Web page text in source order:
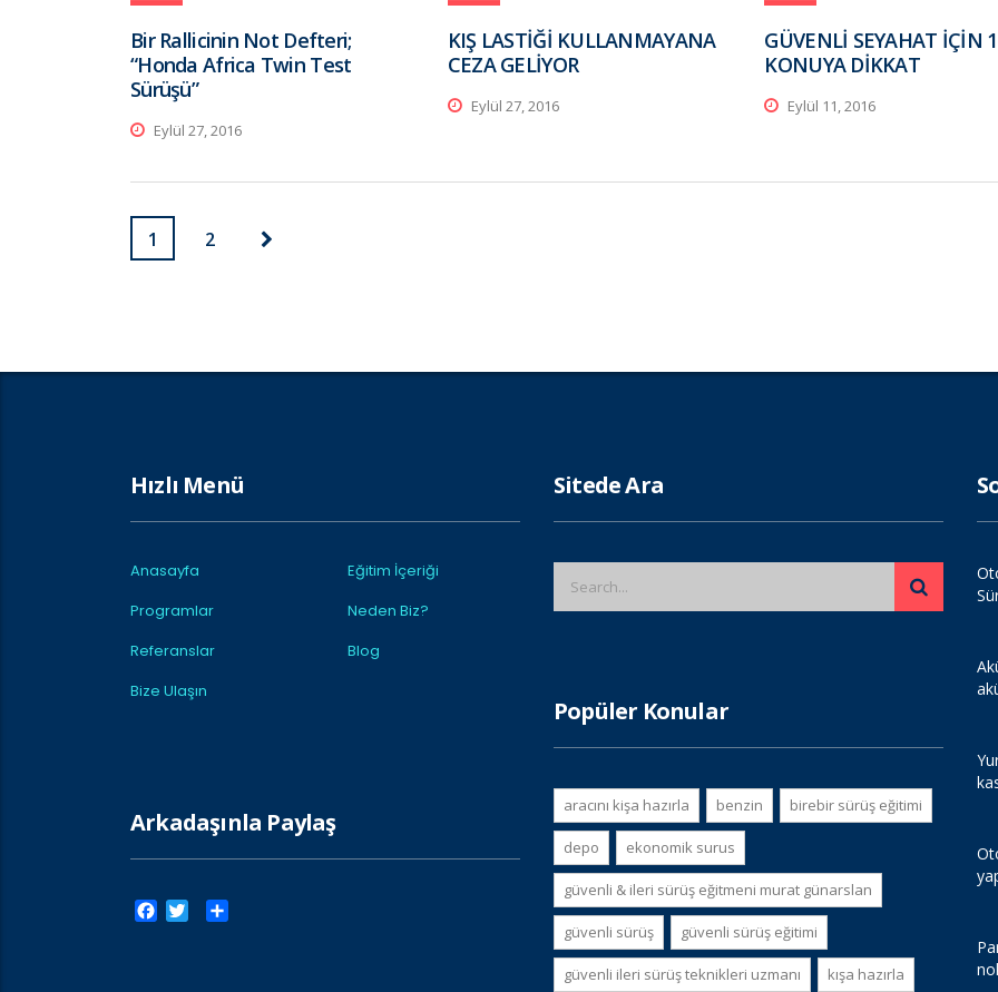
Bir Rallicinin Not Defteri;
“Honda Africa Twin Test
Sürüşü”
Eylül 27, 2016
KIŞ LASTİĞİ KULLANMAYANA
CEZA GELİYOR
Eylül 27, 2016
GÜVENLİ SEYAHAT İÇİN
KONUYA DİKKAT
Eylül 11, 2016
1 2
Hızlı Menü
Anasayfa
Eğitim İçeriği
Programlar
Neden Biz?
Referanslar
Blog
Bize Ulaşın
Arkadaşınla Paylaş
Facebook
Twitter
Sitede Ara
Popüler Konular
aracını kişa hazırla benzin birebir sürüş eğitimi
depo ekonomik surus
güvenli & i̇leri sürüş eğitmeni murat günarslan
güvenli sürüş güvenli sürüş eğitimi
güvenli i̇leri sürüş teknikleri uzmanı kışa hazırla